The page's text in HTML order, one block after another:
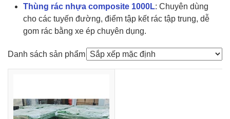
Thùng rác nhựa composite 1000L: Chuyên dùng
cho các tuyến đường, điểm tập kết rác tập trung, dễ
gom rác bằng xe ép chuyên dụng.
Danh sách sản phẩm